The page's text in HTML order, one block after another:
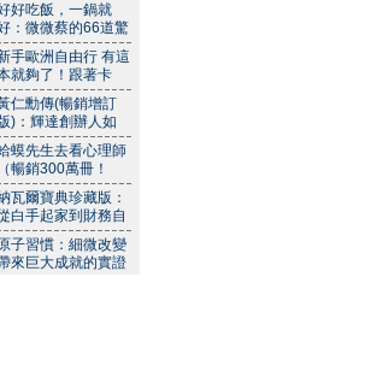
好吃飯，一鍋就
：微微蔡的66道驚
手歐洲自由行 有這
就夠了！跟著卡
仁勳傳(暢銷增訂
)：輝達創辦人如
蟆先生去看心理師
（暢銷300萬冊！
瓦爾寶典珍藏版：
白手起家到財務自
子習慣：細微改變
來巨大成就的實證